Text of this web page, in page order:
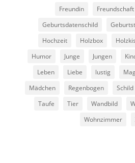
Freundin Freundschaft
Geburtsdatenschild
Hochzeit
Holzbox
Humor
Junge Jungen
Leben
Liebe lustig
Mädchen
Regenbogen Schild
Taufe
Tier Wandbild
Wohnzimmer